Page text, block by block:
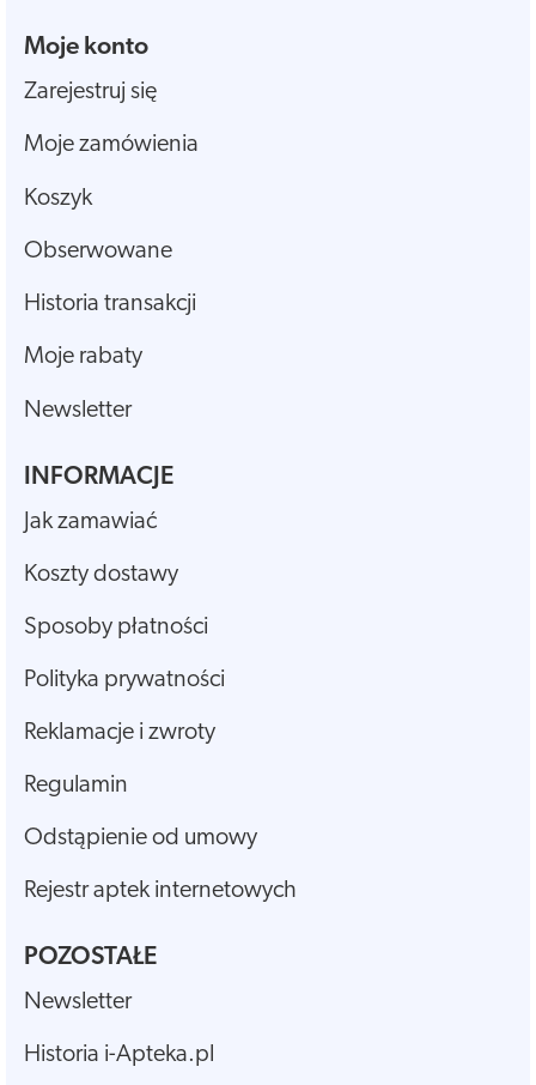
Moje konto
Zarejestruj się
Moje zamówienia
Koszyk
Obserwowane
Historia transakcji
Moje rabaty
Newsletter
INFORMACJE
Jak zamawiać
Koszty dostawy
Sposoby płatności
Polityka prywatności
Reklamacje i zwroty
Regulamin
Odstąpienie od umowy
Rejestr aptek internetowych
POZOSTAŁE
Newsletter
Historia i-Apteka.pl